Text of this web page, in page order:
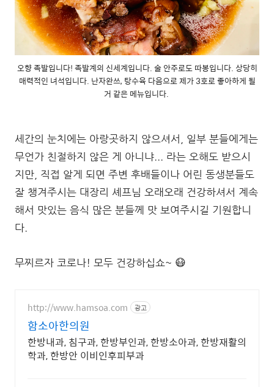
오향 족발입니다! 족발계의 신세계입니다. 술 안주로도 따봉입니다. 상당히
매력적인 녀석입니다. 난자완쓰, 탕수육 다음으로 제가 3호로 좋아하게 될
거 같은 메뉴입니다.
세간의 눈치에는 아랑곳하지 않으셔서, 일부 분들에게는
무언가 친절하지 않은 게 아니냐... 라는 오해도 받으시
지만, 직접 알게 되면 주변 후배들이나 어린 동생분들도
잘 챙겨주시는 대장리 셰프님 오래오래 건강하셔서 계속
해서 맛있는 음식 많은 분들께 맛 보여주시길 기원합니
다.
무찌르자 코로나! 모두 건강하십쇼~ 😷
http://www.hamsoa.com 광고
함소아한의원
한방내과, 침구과, 한방부인과, 한방소아과, 한방재활의
학과, 한방안 이비인후피부과